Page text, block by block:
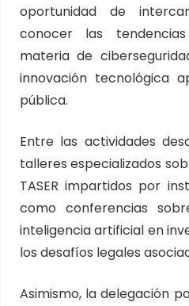
oportunidad de
conocer las
materia de
innovación tecnológica
pública.
Entre las actividades
talleres especializados
TASER impartidos por
como conferencias
inteligencia artificial en
los desafíos legales
Asimismo, la delegación